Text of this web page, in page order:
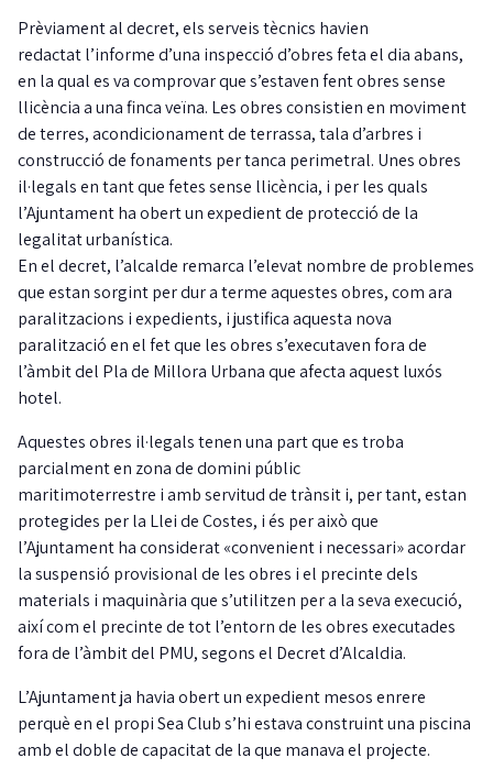
Prèviament al decret, els serveis tècnics havien
redactat l’informe d’una inspecció d’obres feta el dia abans,
en la qual es va comprovar que s’estaven fent obres sense
llicència a una finca veïna. Les obres consistien en moviment
de terres, acondicionament de terrassa, tala d’arbres i
construcció de fonaments per tanca perimetral. Unes obres
il·legals en tant que fetes sense llicència, i per les quals
l’Ajuntament ha obert un expedient de protecció de la
legalitat urbanística.
En el decret, l’alcalde remarca l’elevat nombre de problemes
que estan sorgint per dur a terme aquestes obres, com ara
paralitzacions i expedients, i justifica aquesta nova
paralització en el fet que les obres s’executaven fora de
l’àmbit del Pla de Millora Urbana que afecta aquest luxós
hotel.
Aquestes obres il·legals tenen una part que es troba
parcialment en zona de domini públic
maritimoterrestre i amb servitud de trànsit i, per tant, estan
protegides per la Llei de Costes, i és per això que
l’Ajuntament ha considerat «convenient i necessari» acordar
la suspensió provisional de les obres i el precinte dels
materials i maquinària que s’utilitzen per a la seva execució,
així com el precinte de tot l’entorn de les obres executades
fora de l’àmbit del PMU, segons el Decret d’Alcaldia.
L’Ajuntament ja havia obert un expedient mesos enrere
perquè en el propi Sea Club s’hi estava construint una piscina
amb el doble de capacitat de la que manava el projecte.